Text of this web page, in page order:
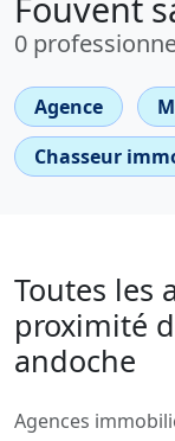
0
Agence
Chasseur
Toutes les
proximité
andoche
Agences